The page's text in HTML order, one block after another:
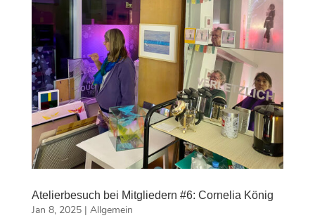
Atelierbesuch bei Mitgliedern #6: Cornelia König
Jan 8, 2025| Allgemein